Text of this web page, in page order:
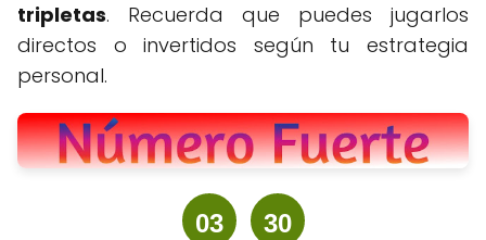
tripletas. Recuerda que puedes jugarlos
directos o invertidos según tu estrategia
personal.
03 30